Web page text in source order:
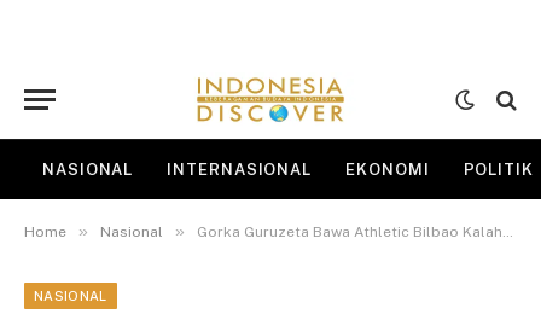
NASIONAL INTERNASIONAL EKONOMI POLITIK
Home » Nasional » Gorka Guruzeta Bawa Athletic Bilbao Kalahkan Elche 2-1 di San Mames
NASIONAL